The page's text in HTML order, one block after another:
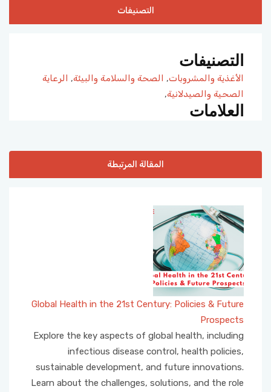
التصنيفات
التصنيفات
الأغذية والمشروبات, الصحة والسلامة والبيئة, الرعاية
الصحية والصيدلانية,
العلامات
المقالة المرتبطة
Global Health in the 21st Century: Policies & Future
Prospects
Explore the key aspects of global health, including
infectious disease control, health policies,
sustainable development, and future innovations.
Learn about the challenges, solutions, and the role